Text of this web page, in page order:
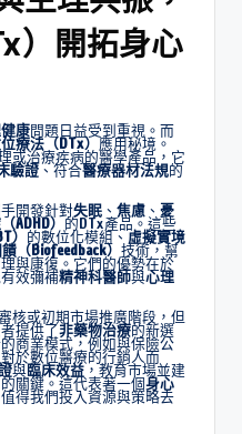
）開拓身心
康問題日益受到重視。而
療法（DTx）應用秘境。
或治療疾病的醫學產品，它
驗證、符合醫療器材法規的
開發針對失眠 、 焦慮 、 憂
ADHD）的DTx產品。這些
） 的數位化模組、虛擬實境
（Biofeedback） 技術，幫
與康復。它們的優勢在於
效彌補精神科醫師與心理
核或初期市場推廣階段，但
提供了非藥物治療的新選
商業模式，例如與保險公
於數位醫療的行銷人而
與臨床效益，教育市場並建
關鍵。這代表著一個身心
得我們投入資源與策略去